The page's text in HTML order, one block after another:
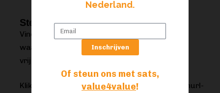
Steun Focus!
Vind je deze open en gratis Focus-editie
waardevol? Steun ons met een volledig
vrijblijvende donatie, compleet value4value!
Klik op de QR-code met je lightning wallet (lnurl-
Nederland.
Inschrijven
Of steun ons met sats,
value4value!